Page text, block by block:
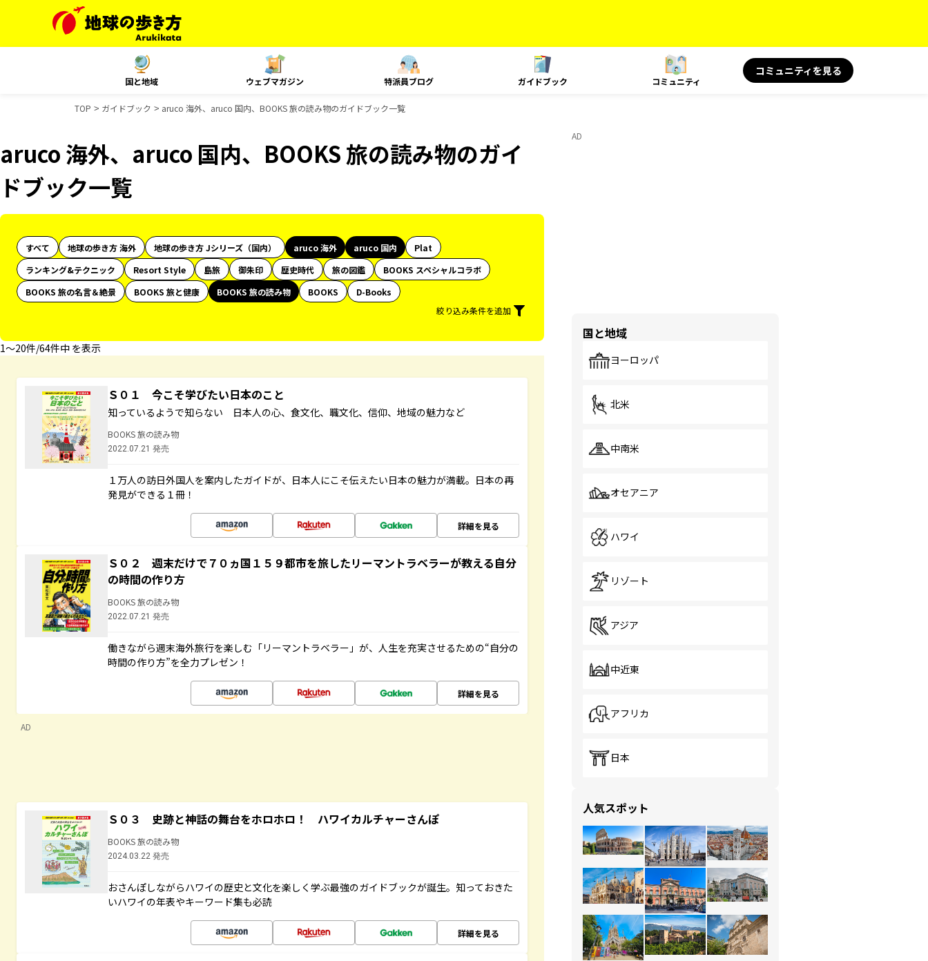
国と地域 ウェブマガジン 特派員ブログ ガイドブック コミュニティ
コミュニティを見る
TOP ガイドブック aruco 海外、aruco 国内、BOOKS 旅の読み物のガイドブック一覧
aruco 海外、aruco 国内、BOOKS 旅の読み物のガイ
ドブック一覧
すべて 地球の歩き方 海外 地球の歩き方 Jシリーズ（国内） aruco 海外 aruco 国内
Plat
ランキング&テクニック
Resort Style 島旅 御朱印 歴史時代 旅の図鑑
BOOKS スペシャルコラボ
BOOKS 旅の名言＆絶景
BOOKS 旅と健康 BOOKS 旅の読み物 BOOKS
D-Books
絞り込み条件を追加
1〜20件/64件中 を表示
Ｓ０１ 今こそ学びたい日本のこと
知っているようで知らない 日本人の心、食文化、職文化、信仰、地域の魅力など
BOOKS 旅の読み物
2022.07.21 発売
１万人の訪日外国人を案内したガイドが、日本人にこそ伝えたい日本の魅力が満載。日本の再
発見ができる１冊！
詳細を見る
Ｓ０２ 週末だけで７０ヵ国１５９都市を旅したリーマントラベラーが教える自分
の時間の作り方
BOOKS 旅の読み物
2022.07.21 発売
働きながら週末海外旅行を楽しむ「リーマントラベラー」が、人生を充実させるための“自分の
時間の作り方”を全力プレゼン！
詳細を見る
AD
Ｓ０３ 史跡と神話の舞台をホロホロ！ ハワイカルチャーさんぽ
BOOKS 旅の読み物
2024.03.22 発売
おさんぽしながらハワイの歴史と文化を楽しく学ぶ最強のガイドブックが誕生。知っておきた
いハワイの年表やキーワード集も必読
詳細を見る
AD
国と地域
ヨーロッパ
北米
中南米
オセアニア
ハワイ
リゾート
アジア
中近東
アフリカ
日本
人気スポット